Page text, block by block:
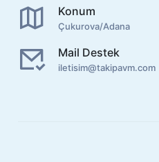
Konum
Çukurova/Adana
Mail Destek
iletisim@takipavm.com